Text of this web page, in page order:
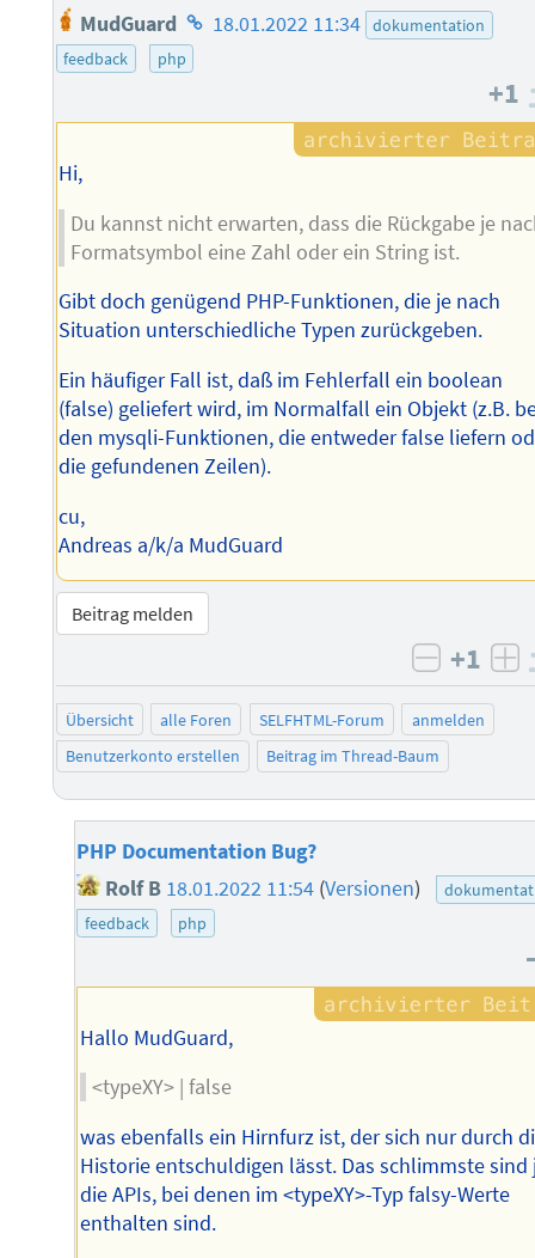
MudGuard Homepage
des
18.01.2022 11:34 dokumentation
feedback
php
+1
Hi,
Du kannst nicht erwarten, dass die Rückgabe je
Formatsymbol eine Zahl oder ein String ist.
Gibt doch genügend PHP-Funktionen, die je nach
Situation unterschiedliche Typen zurückgeben.
Ein häufiger Fall ist, daß im Fehlerfall ein boolean
(false) geliefert wird, im Normalfall ein Objekt (z.B.
den mysqli-Funktionen, die entweder false liefern
die gefundenen Zeilen).
cu,
Andreas a/k/a MudGuard
Beitrag melden
negativ
+1
Übersicht alle Foren SELFHTML-Forum
anmelden
Benutzerkonto erstellen
Beitrag im Thread-Baum
PHP Documentation Bug?
Rolf B 18.01.2022 11:54 (Versionen)
feedback
php
Hallo MudGuard,
<typeXY> | false
was ebenfalls ein Hirnfurz ist, der sich nur durch
Historie entschuldigen lässt. Das schlimmste sind
die APIs, bei denen im <typeXY>-Typ falsy-Werte
enthalten sind.